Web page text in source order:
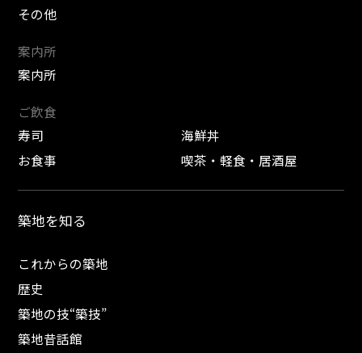
その他
案内所
案内所
ご飲食
寿司
海鮮丼
お食事
喫茶・軽食・居酒屋
築地を知る
これからの築地
歴史
築地の技“築技”
築地昔話館